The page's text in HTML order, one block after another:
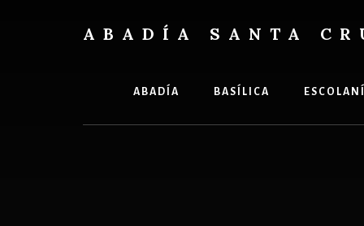
ABADÍA SANTA
ABADÍA BASÍLICA